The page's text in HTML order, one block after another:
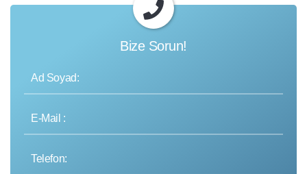
Bize Sorun!